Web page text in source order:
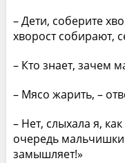
– Дети, соберите
хворост собирают,
– Кто знает, зачем
– Мясо жарить, –
– Нет, слыхала я,
очередь
замышляет!»